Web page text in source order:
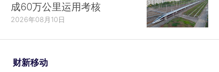
成60万公里运用考核
2026年08月10日
财新移动